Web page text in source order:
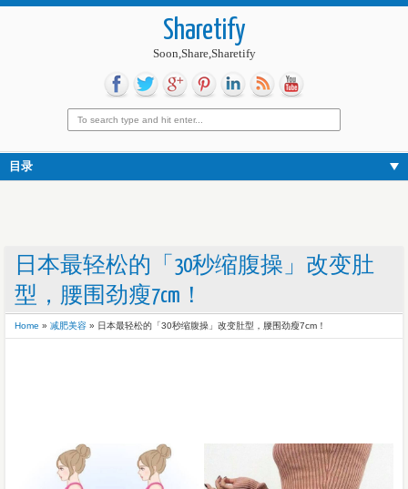
Sharetify
Soon,Share,Sharetify
目录
日本最轻松的「30秒缩腹操」改变肚
型，腰围劲瘦7cm！
Home » 减肥美容 » 日本最轻松的「30秒缩腹操」改变肚型，腰围劲瘦7cm！